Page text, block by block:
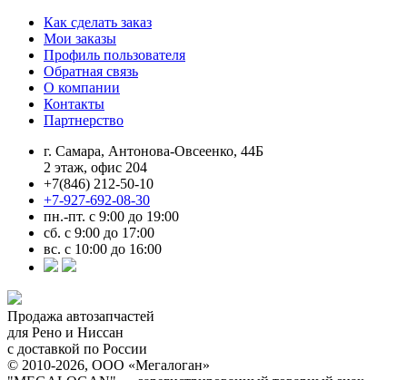
Как сделать заказ
Мои заказы
Профиль пользователя
Обратная связь
О компании
Контакты
Партнерство
г. Самара, Антонова-Овсеенко, 44Б
2 этаж, офис 204
+7(846) 212-50-10
+7-927-692-08-30
пн.-пт. с 9:00 до 19:00
сб. с 9:00 до 17:00
вс. с 10:00 до 16:00
Продажа автозапчастей
для Рено и Ниссан
с доставкой по России
© 2010-2026, ООО «Мегалоган»